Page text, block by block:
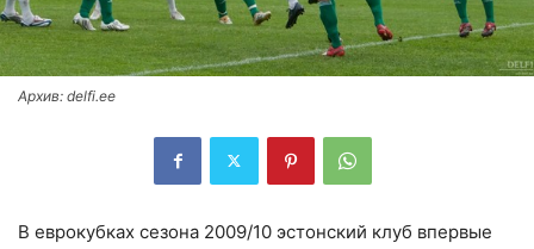
Архив: delfi.ee
В еврокубках сезона 2009/10 эстонский клуб впервые